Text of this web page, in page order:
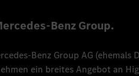
Benz Group.
Benz Group AG (ehemals
ein breites Angebot an